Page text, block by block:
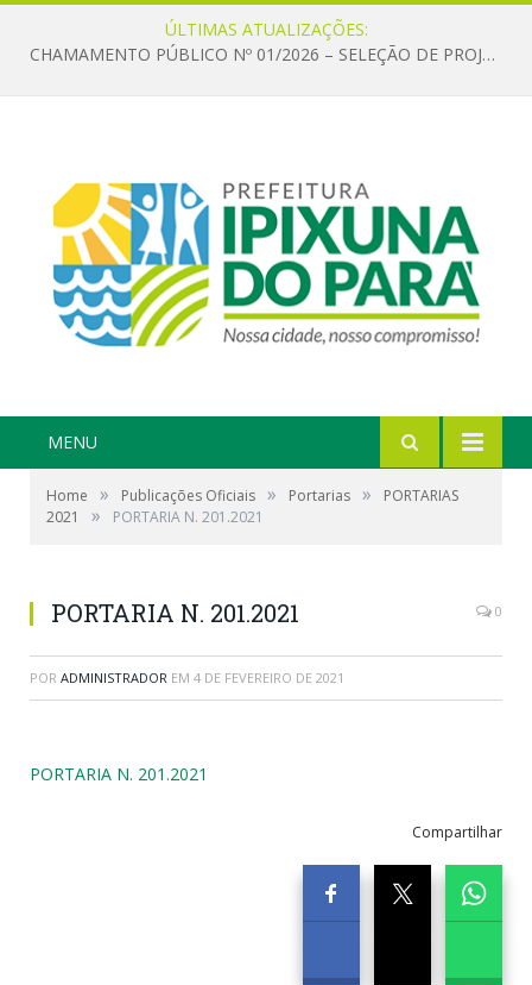
ÚLTIMAS ATUALIZAÇÕES:
CHAMAMENTO PÚBLICO Nº 01/2026 – SELEÇÃO DE PROJETOS PARA FIRMAR TERMO DE EXECUÇÃO CULTURAL COM RECURSOS DA POLÍTICA NACIONAL ALDIR BLANC DE FOMENTO À CULTURA – PNAB (LEI Nº 14.399/2022)
MENU
Home » Publicações Oficiais » Portarias »
PORTARIAS
2021
» PORTARIA N. 201.2021
PORTARIA N. 201.2021 0
POR ADMINISTRADOR EM 4 DE FEVEREIRO DE 2021
PORTARIA N. 201.2021
Compartilhar